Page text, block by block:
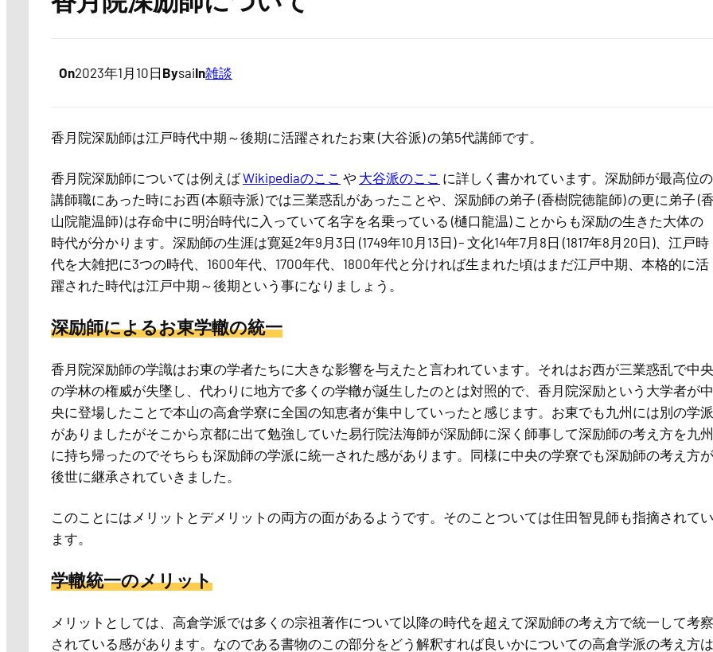
On2023年1月10日 BysaiIn雑談
香月院深励師は江戸時代中期～後期に活躍されたお東 (大谷派) の第5代講師です。
香月院深励師については例えばWikipediaのここ や 大谷派のここ に詳しく書かれています。深励師が最高位の
講師職にあった時にお西 (本願寺派) では三業惑乱があったことや、深励師の弟子 (香樹院徳龍師) の更に弟子 (香
山院龍温師) は存命中に明治時代に入っていて名字を名乗っている (樋口龍温) ことからも深励の生きた大体の
時代が分かります。深励師の生涯は寛延2年9月3日 (1749年10月13日) – 文化14年7月8日 (1817年8月20日)、江戸時
代を大雑把に3つの時代、1600年代、1700年代、1800年代と分ければ生まれた頃はまだ江戸中期、本格的に活
躍された時代は江戸中期～後期という事になりましょう。
深励師によるお東学轍の統一
香月院深励師の学識はお東の学者たちに大きな影響を与えたと言われています。それはお西が三業惑乱で中央
の学林の権威が失墜し、代わりに地方で多くの学轍が誕生したのとは対照的で、香月院深励という大学者が中
央に登場したことで本山の高倉学寮に全国の知恵者が集中していったと感じます。お東でも九州には別の学派
がありましたがそこから京都に出て勉強していた易行院法海師が深励師に深く師事して深励師の考え方を九州
に持ち帰ったのでそちらも深励師の学派に統一された感があります。同様に中央の学寮でも深励師の考え方が
後世に継承されていきました。
このことにはメリットとデメリットの両方の面があるようです。そのことついては住田智見師も指摘されてい
ます。
学轍統一のメリット
メリットとしては、高倉学派では多くの宗祖著作について以降の時代を超えて深励師の考え方で統一して考察
されている感があります。なのである書物のこの部分をどう解釈すれば良いかについての高倉学派の考え方は